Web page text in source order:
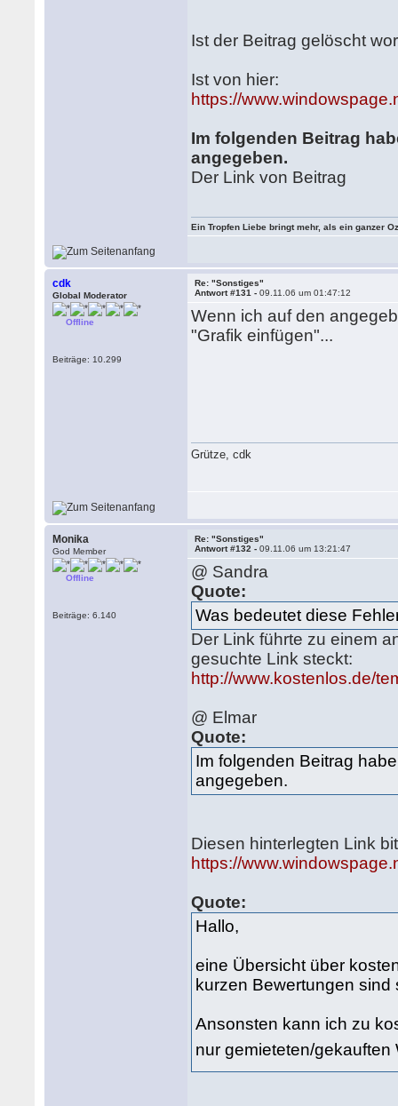
Ist der Beitrag gelöscht
Ist von hier:
https://
Im folgenden Beitrag
angegeben.
Der Link von Beitrag
Ein Tropfen Liebe bringt mehr, als ein ganzer
cdk
Global Moderator
Offline
Beiträge: 10.299
Re: "Sonstiges"
Antwort #131 -09.11.06 um 01:47:12
Wenn ich auf den
"Grafik einfügen"...
Grütze, cdk
Monika
God Member
Offline
Beiträge: 6.140
Re: "Sonstiges"
Antwort #132 -09.11.06 um 13:21:47
@ Sandra
Quote:
Was bedeutet diese
Der Link führte zu einem
gesuchte Link steckt:
http://www.kostenlos.de/
@ Elmar
Quote:
Im folgenden Beitrag
angegeben.
Diesen hinterlegten Link
https://
Quote:
Hallo,
eine Übersicht über
kurzen Bewertungen
Ansonsten kann ich zu
nur gemieteten/